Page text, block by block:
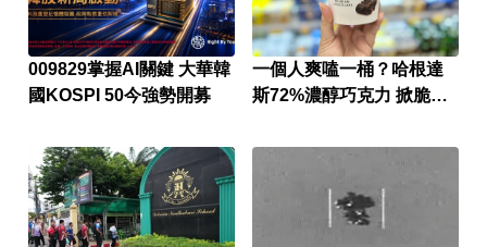
009829掌握AI關鍵 大華韓
國KOSPI 50今強勢開募
一個人爽嗑一桶？哈根達
斯72%濃醇巧克力 掀脆友